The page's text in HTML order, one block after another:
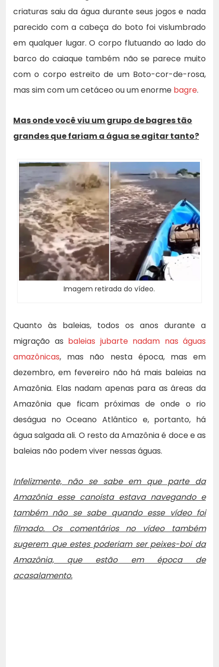
criaturas saiu da água durante seus jogos e nada
parecido com a cabeça do boto foi vislumbrado
em qualquer lugar. O corpo flutuando ao lado do
barco do caiaque também não se parece muito
com o corpo estreito de um Boto-cor-de-rosa,
mas sim com um cetáceo ou um enorme bagre.
Mas onde você viu um grupo de bagres tão
grandes que fariam a água se agitar tanto?
Imagem retirada do vídeo.
Quanto às baleias, todos os anos durante a
migração as baleias jubarte nadam nas águas
amazônicas, mas não nesta época, mas em
dezembro, em fevereiro não há mais baleias na
Amazônia. Elas nadam apenas para as áreas da
Amazônia que ficam próximas de onde o rio
deságua no Oceano Atlântico e, portanto, há
água salgada ali. O resto da Amazônia é doce e as
baleias não podem viver nessas águas.
Infelizmente, não se sabe em que parte da
Amazônia esse canoísta estava navegando e
também não se sabe quando esse vídeo foi
filmado. Os comentários no vídeo também
sugerem que estes poderiam ser peixes-boi da
Amazônia, que estão em época de
acasalamento.